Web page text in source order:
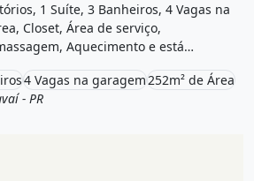
1 Suíte, 3 Banheiros, 4 Vagas na
Closet, Área de serviço,
Aquecimento e está
4 Vagas na garagem252m² de Área
- PR